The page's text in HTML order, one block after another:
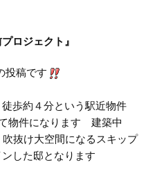
ロジェクト』
投稿です
歩約４分という駅近物件
物件になります 建築中
抜け大空間になるスキップ
した邸となります